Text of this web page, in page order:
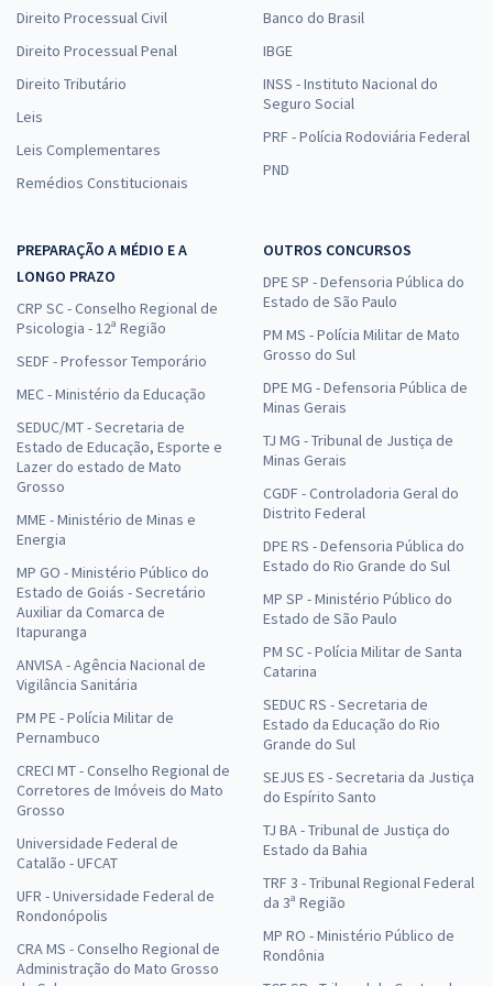
Direito Processual Civil
Direito Processual Penal
Direito Tributário
Leis
Leis Complementares
Remédios Constitucionais
Banco do Brasil
IBGE
INSS - Instituto Nacional do
Seguro Social
PRF - Polícia Rodoviária Federal
PND
PREPARAÇÃO A MÉDIO E A
LONGO PRAZO
CRP SC - Conselho Regional de
Psicologia - 12ª Região
SEDF - Professor Temporário
MEC - Ministério da Educação
SEDUC/MT - Secretaria de
Estado de Educação, Esporte e
Lazer do estado de Mato
Grosso
MME - Ministério de Minas e
Energia
MP GO - Ministério Público do
Estado de Goiás - Secretário
Auxiliar da Comarca de
Itapuranga
ANVISA - Agência Nacional de
Vigilância Sanitária
PM PE - Polícia Militar de
Pernambuco
CRECI MT - Conselho Regional de
Corretores de Imóveis do Mato
Grosso
Universidade Federal de
Catalão - UFCAT
UFR - Universidade Federal de
Rondonópolis
CRA MS - Conselho Regional de
Administração do Mato Grosso
OUTROS CONCURSOS
DPE SP - Defensoria Pública do
Estado de São Paulo
PM MS - Polícia Militar de Mato
Grosso do Sul
DPE MG - Defensoria Pública de
Minas Gerais
TJ MG - Tribunal de Justiça de
Minas Gerais
CGDF - Controladoria Geral do
Distrito Federal
DPE RS - Defensoria Pública do
Estado do Rio Grande do Sul
MP SP - Ministério Público do
Estado de São Paulo
PM SC - Polícia Militar de Santa
Catarina
SEDUC RS - Secretaria de
Estado da Educação do Rio
Grande do Sul
SEJUS ES - Secretaria da Justiça
do Espírito Santo
TJ BA - Tribunal de Justiça do
Estado da Bahia
TRF 3 - Tribunal Regional Federal
da 3ª Região
MP RO - Ministério Público de
Rondônia